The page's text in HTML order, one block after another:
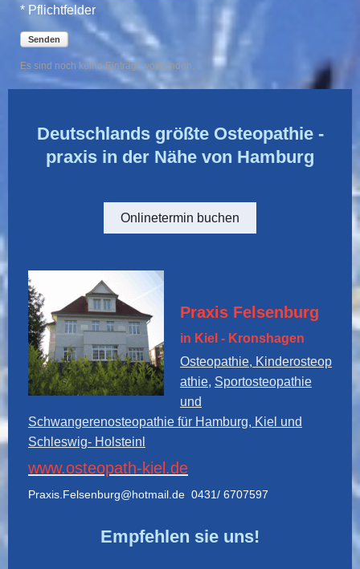
* Pflichtfelder
Senden
Es sind noch keine Einträge vorhanden.
Deutschlands größte Osteopathie -
praxis in der Nähe von Hamburg
Onlinetermin buchen
Praxis Felsenburg
in Kiel - Kronshagen
Osteopathie, Kinderosteop
athie, Sportosteopathie
und
Schwangerenosteopathie für Hamburg, Kiel und
Schleswig- Holstein
www.osteopath-kiel.de
Praxis.Felsenburg@hotmail.de 0431/ 6707597
Empfehlen sie uns!